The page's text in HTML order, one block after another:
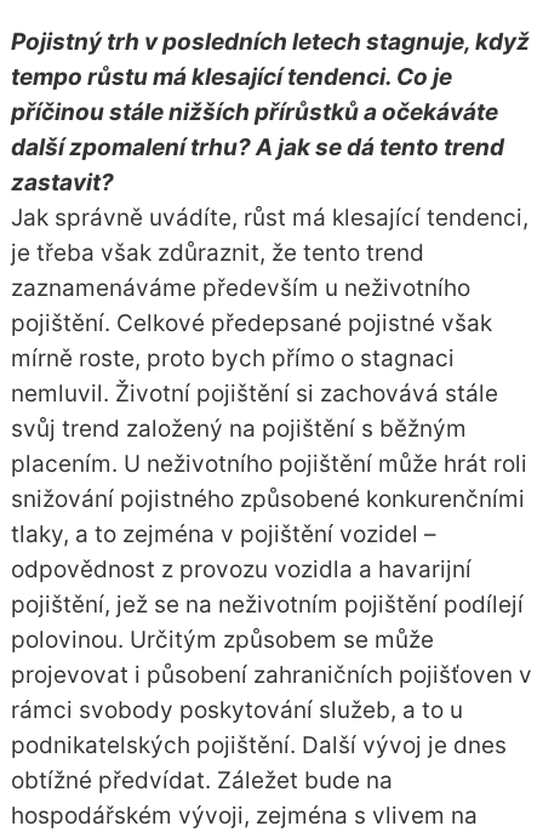
Pojistný trh v posledních letech stagnuje, když
tempo růstu má klesající tendenci. Co je
příčinou stále nižších přírůstků a očekáváte
další zpomalení trhu? A jak se dá tento trend
zastavit?
Jak správně uvádíte, růst má klesající tendenci,
je třeba však zdůraznit, že tento trend
zaznamenáváme především u neživotního
pojištění. Celkové předepsané pojistné však
mírně roste, proto bych přímo o stagnaci
nemluvil. Životní pojištění si zachovává stále
svůj trend založený na pojištění s běžným
placením. U neživotního pojištění může hrát roli
snižování pojistného způsobené konkurenčními
tlaky, a to zejména v pojištění vozidel –
odpovědnost z provozu vozidla a havarijní
pojištění, jež se na neživotním pojištění podílejí
polovinou. Určitým způsobem se může
projevovat i působení zahraničních pojišťoven v
rámci svobody poskytování služeb, a to u
podnikatelských pojištění. Další vývoj je dnes
obtížné předvídat. Záležet bude na
hospodářském vývoji, zejména s vlivem na